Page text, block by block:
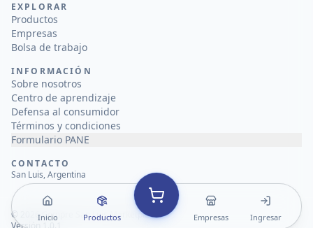
Inicio Productos Empresas Ingresar
EXPLORAR
Productos
Empresas
Bolsa de trabajo
INFORMACIÓN
Sobre nosotros
Centro de aprendizaje
Defensa al consumidor
Términos y condiciones
Formulario PANE
CONTACTO
San Luis, Argentina
© 2026Compre San Luis Marketplace
Versión 1.0.1